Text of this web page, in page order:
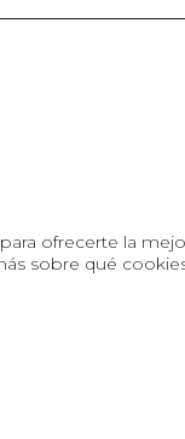
GESTAN
ofrecerte la
sobre qué